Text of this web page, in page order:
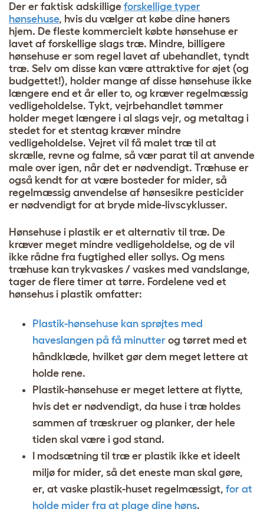
Der er faktisk adskillige forskellige typer
hønsehuse, hvis du vælger at købe dine høners
hjem. De fleste kommercielt købte hønsehuse er
lavet af forskellige slags træ. Mindre, billigere
hønsehuse er som regel lavet af ubehandlet, tyndt
træ. Selv om disse kan være attraktive for øjet (og
budgettet!), holder mange af disse hønsehuse ikke
længere end et år eller to, og kræver regelmæssig
vedligeholdelse. Tykt, vejrbehandlet tømmer
holder meget længere i al slags vejr, og metaltag i
stedet for et stentag kræver mindre
vedligeholdelse. Vejret vil få malet træ til at
skrælle, revne og falme, så vær parat til at anvende
male over igen, når det er nødvendigt. Træhuse er
også kendt for at være bosteder for mider, så
regelmæssig anvendelse af hønsesikre pesticider
er nødvendigt for at bryde mide-livscyklusser.
Hønsehuse i plastik er et alternativ til træ. De
kræver meget mindre vedligeholdelse, og de vil
ikke rådne fra fugtighed eller sollys. Og mens
træhuse kan trykvaskes / vaskes med vandslange,
tager de flere timer at tørre. Fordelene ved et
hønsehus i plastik omfatter:
Plastik-hønsehuse kan sprøjtes med
haveslangen på få minutter og tørret med et
håndklæde, hvilket gør dem meget lettere at
holde rene.
Plastik-hønsehuse er meget lettere at flytte,
hvis det er nødvendigt, da huse i træ holdes
sammen af træskruer og planker, der hele
tiden skal være i god stand.
I modsætning til træ er plastik ikke et ideelt
miljø for mider, så det eneste man skal gøre,
er, at vaske plastik-huset regelmæssigt, for at
holde mider fra at plage dine høns.